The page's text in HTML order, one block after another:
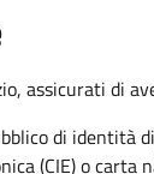
assicurati di
di identità
(CIE) o carta